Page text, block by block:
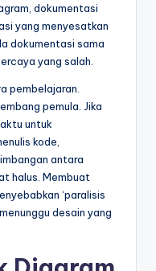
dokumentasi
yang menyesatkan
dokumentasi sama
yang salah.
pembelajaran.
pemula. Jika
untuk
kode,
antara
halus. Membuat
‘paralisis
desain yang